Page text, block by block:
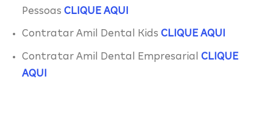
Pessoas CLIQUE AQUI
Contratar Amil Dental Kids CLIQUE AQUI
Contratar Amil Dental Empresarial CLIQUE
AQUI